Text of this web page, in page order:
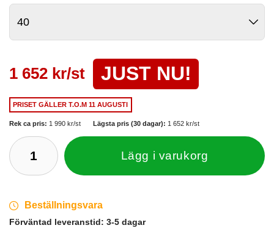
1 652 kr/st JUST NU!
PRISET GÄLLERT.O.M 11 AUGUSTI
Rek ca pris: 1 990 kr/st Lägsta pris (30 dagar): 1 652 kr/st
Lägg i varukorg
Beställningsvara
Förväntad leveranstid: 3-5 dagar